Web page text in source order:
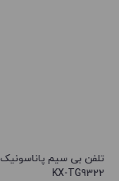
تلفن بی سیم پاناسونیک
KX-TG9322